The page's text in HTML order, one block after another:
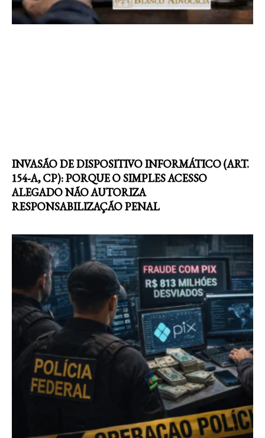
INVASÃO DE DISPOSITIVO INFORMÁTICO (ART.
154-A, CP): PORQUE O SIMPLES ACESSO
ALEGADO NÃO AUTORIZA
RESPONSABILIZAÇÃO PENAL